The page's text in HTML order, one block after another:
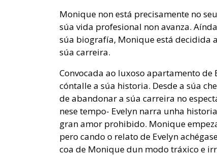
Monique non está precisamente no
súa vida profesional non avanza.
súa biografía, Monique está decidida
súa carreira.
Convocada ao luxoso apartamento
cóntalle a súa historia. Desde a súa
de abandonar a súa carreira no
nese tempo- Evelyn narra unha
gran amor prohibido. Monique
pero cando o relato de Evelyn
coa de Monique dun modo tráxico e